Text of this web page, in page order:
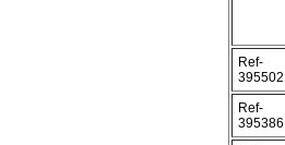
Ref-
395502
Ref-
395386